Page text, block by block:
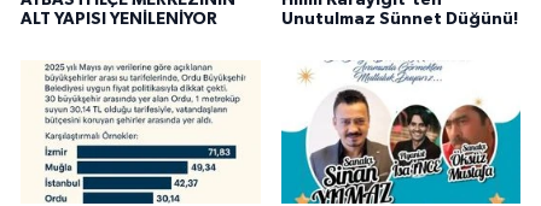
ALT YAPISI YENİLENİYOR
Unutulmaz Sünnet Düğünü!